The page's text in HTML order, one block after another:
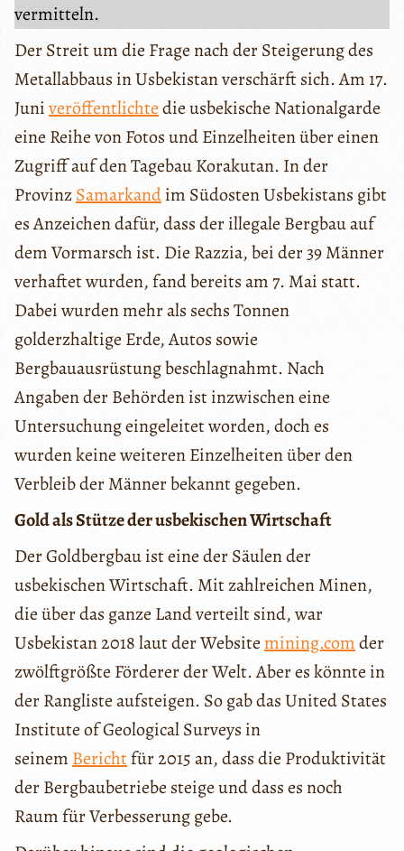
vermitteln.
Der Streit um die Frage nach der Steigerung des
Metallabbaus in Usbekistan verschärft sich. Am 17.
Juniveröffentlichtedie usbekische Nationalgarde
eine Reihe von Fotos und Einzelheiten über einen
Zugriff auf den Tagebau Korakutan. In der
ProvinzSamarkandim Südosten Usbekistans gibt
es Anzeichen dafür, dass der illegale Bergbau auf
dem Vormarsch ist. Die Razzia, bei der 39 Männer
verhaftet wurden, fand bereits am 7. Mai statt.
Dabei wurden mehr als sechs Tonnen
golderzhaltige Erde, Autos sowie
Bergbauausrüstung beschlagnahmt. Nach
Angaben der Behörden ist inzwischen eine
Untersuchung eingeleitet worden, doch es
wurden keine weiteren Einzelheiten über den
Verbleib der Männer bekannt gegeben.
Gold als Stütze der usbekischen Wirtschaft
Der Goldbergbau ist eine der Säulen der
usbekischen Wirtschaft. Mit zahlreichen Minen,
die über das ganze Land verteilt sind, war
Usbekistan 2018 laut der Websitemining.comder
zwölftgrößte Förderer der Welt. Aber es könnte in
der Rangliste aufsteigen. So gab das United States
Institute of Geological Surveys in
seinem Berichtfür 2015 an, dass die Produktivität
der Bergbaubetriebe steige und dass es noch
Raum für Verbesserung gebe.